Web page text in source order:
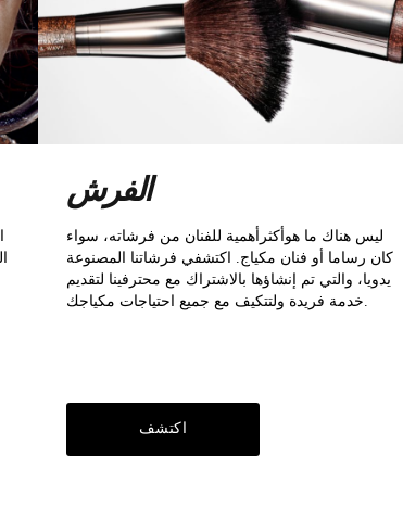
الفرش
ليس هناك ما هوأكثرأهمية للفنان من فرشاته، سواء
كان رساما أو فنان مكياج. اكتشفي فرشاتنا المصنوعة
يدويا، والتي تم إنشاؤها بالاشتراك مع محترفينا لتقديم
اكتشف